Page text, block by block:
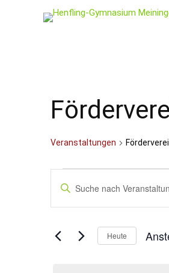
Veranstaltungen
Suche
Ansichten,
Navigation
Bitte
Schlüsselwort
Veranstaltungen
Schlüsselwort.
Heute